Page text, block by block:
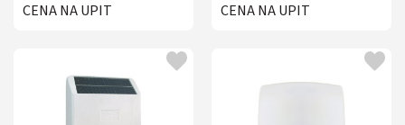
CENA NA UPIT CENA NA UPIT